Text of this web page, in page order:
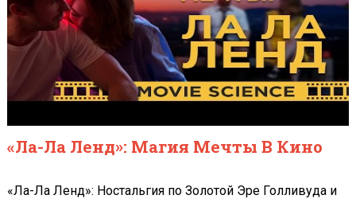
«Ла-Ла Ленд»: Магия Мечты В Кино
«Ла-Ла Ленд»: Ностальгия по Золотой Эре Голливуда и